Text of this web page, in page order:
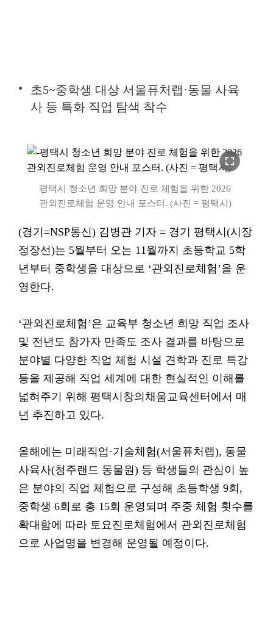
초5~중학생 대상 서울퓨처랩·동물 사육
사 등 특화 직업 탐색 착수
fullscreen
평택시 청소년 희망 분야 진로 체험을 위한 2026
관외진로체험 운영 안내 포스터. (사진 = 평택시)
(경기=NSP통신) 김병관 기자 = 경기 평택시(시장
정장선)는 5월부터 오는 11월까지 초등학교 5학
년부터 중학생을 대상으로 ‘관외진로체험’을 운
영한다.
‘관외진로체험’은 교육부 청소년 희망 직업 조사
및 전년도 참가자 만족도 조사 결과를 바탕으로
분야별 다양한 직업 체험 시설 견학과 진로 특강
등을 제공해 직업 세계에 대한 현실적인 이해를
넓혀주기 위해 평택시창의채움교육센터에서 매
년 추진하고 있다.
올해에는 미래직업·기술체험(서울퓨처랩), 동물
사육사(청주랜드 동물원) 등 학생들의 관심이 높
은 분야의 직업 체험으로 구성해 초등학생 9회,
중학생 6회로 총 15회 운영되며 주중 체험 횟수를
확대함에 따라 토요진로체험에서 관외진로체험
으로 사업명을 변경해 운영될 예정이다.